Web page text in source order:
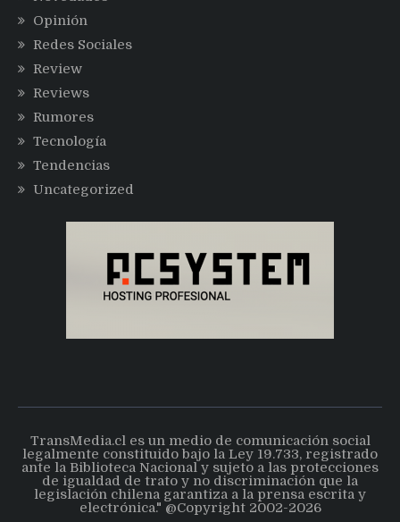
Opinión
Redes Sociales
Review
Reviews
Rumores
Tecnología
Tendencias
Uncategorized
TransMedia.cl es un medio de comunicación social
legalmente constituido bajo la Ley 19.733, registrado
ante la Biblioteca Nacional y sujeto a las protecciones
de igualdad de trato y no discriminación que la
legislación chilena garantiza a la prensa escrita y
electrónica." @Copyright 2002-2026